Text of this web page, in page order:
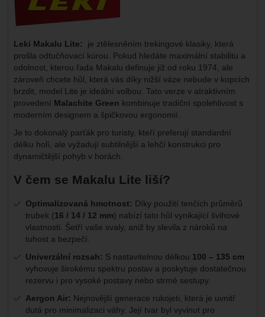
Leki Makalu Lite:
je ztělesněním trekingové klasiky, která
prošla odtučňovací kúrou. Pokud hledáte maximální stabilitu a
odolnost, kterou řada Makalu definuje již od roku 1974, ale
zároveň chcete hůl, která vás díky nižší váze nebude v kopcích
brzdit, model Lite je ideální volbou. Tato verze v atraktivním
provedení Malachite Green kombinuje tradiční spolehlivost s
moderním designem a špičkovou ergonomií.
Je to dokonalý parťák pro turisty, kteří preferují standardní
délku holí, ale vyžadují subtilnější a lehčí konstrukci pro
dynamičtější pohyb v horách.
V čem se Makalu Lite liší?
Optimalizovaná hmotnost: Díky použití tenčích průměrů
trubek (16 / 14 / 12 mm) nabízí tato hůl vynikající švihové
vlastnosti. Šetří vaše svaly, aniž by slevila z nároků na
tuhost a bezpečí.
Univerzální rozsah: S nastavitelnou délkou 100 – 135 cm
vyhovuje širokému spektru postav a poskytuje dostatečnou
rezervu i pro vysoké postavy nebo strmé sestupy.
Aergon Air: Nejnovější generace rukojeti, která je uvnitř
dutá pro minimalizaci váhy. Její tvar byl vyvinut pro